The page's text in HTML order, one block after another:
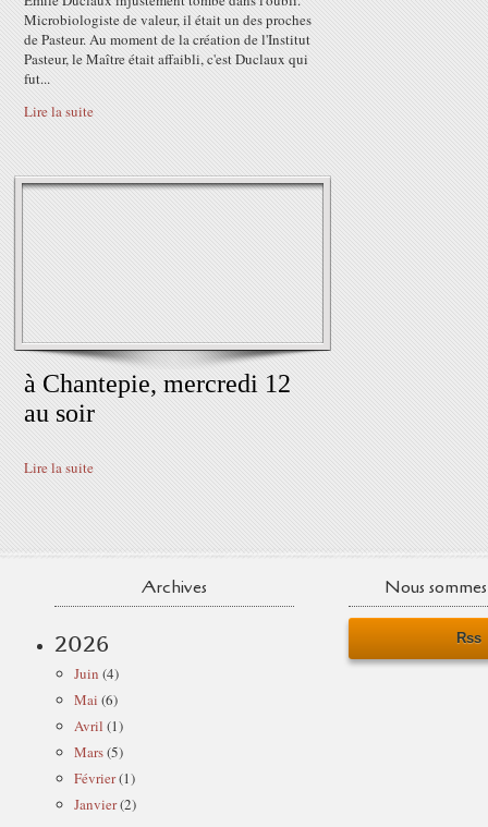
Microbiologiste de valeur, il était un des proches
de Pasteur. Au moment de la création de l'Institut
Pasteur, le Maître était affaibli, c'est Duclaux qui
fut...
Lire la suite
à Chantepie, mercredi 12
au soir
Lire la suite
Archives
2026
Juin (4)
Mai (6)
Avril (1)
Mars(5)
Février(1)
Janvier(2)
Nous
Rss